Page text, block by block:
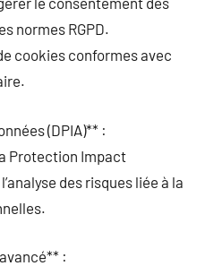
normes RGPD.
cookies conformes avec
(DPIA)** :
Protection Impact
des risques liée à la
: